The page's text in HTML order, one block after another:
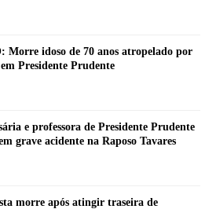
Morre idoso de 70 anos atropelado por
Presidente Prudente
e professora de Presidente Prudente
grave acidente na Raposo Tavares
morre após atingir traseira de